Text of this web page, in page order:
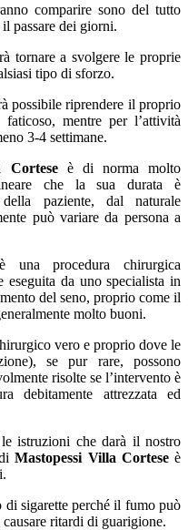
comparire sono del tutto
passare dei giorni.
tornare a svolgere le proprie
tipo di sforzo.
possibile riprendere il proprio
mentre per l’attività
3-4 settimane.
Corteseè di norma molto
che la sua durata è
paziente, dal naturale
può variare da persona a
procedura chirurgica
eseguita da uno specialista in
del seno, proprio come il
molto buoni.
vero e proprio dove le
se pur rare, possono
risolte se l’intervento è
debitamente attrezzata ed
istruzioni che darà il nostro
diMastopessi Villa Corteseè
sigarette perché il fumo può
ritardi di guarigione.